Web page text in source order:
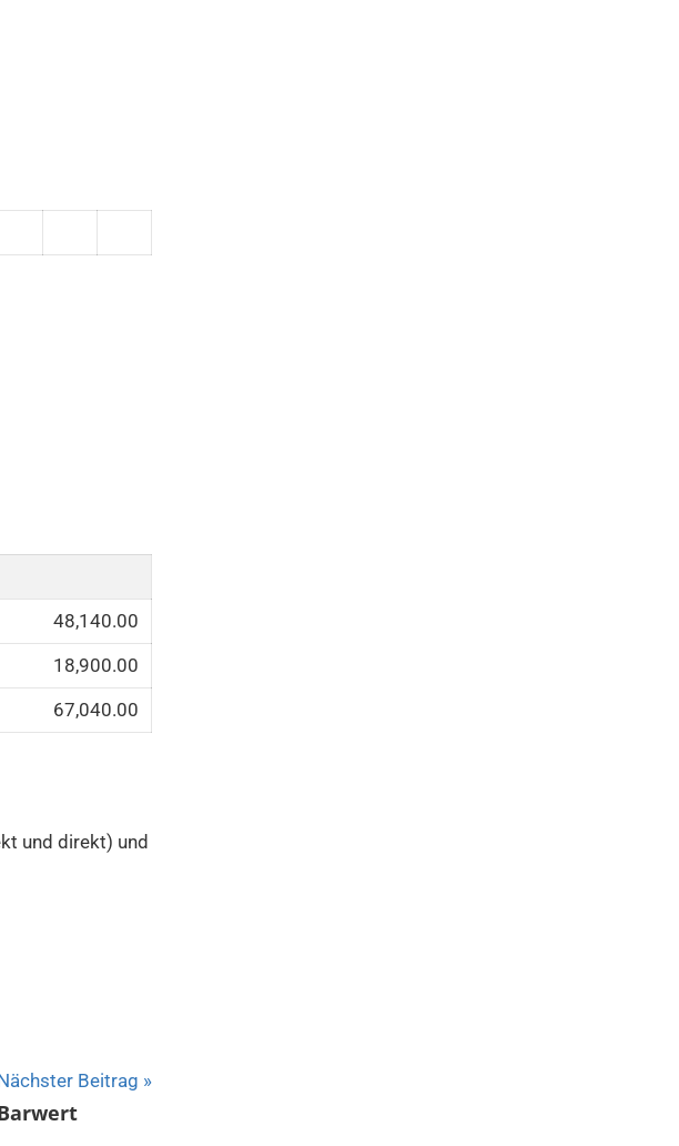
48,140.00
18,900.00
67,040.00
und direkt) und
Beitrag